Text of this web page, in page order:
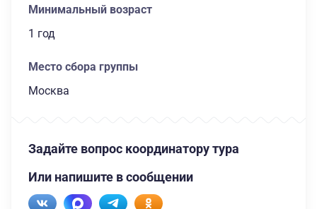
Минимальный возраст
1 год
Место сбора группы
Москва
Задайте вопрос координатору тура
Или напишите в сообщении